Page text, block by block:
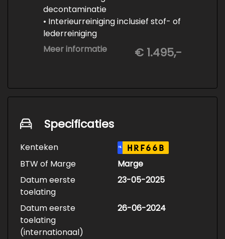
decontaminatie
• Interieurreiniging inclusief stof- of
lederreiniging
• 3-staps lakcorrectie
• Keramische Coating (+/- 5 jaar)
Meer informatie € 1.495,-
Specificaties
Kenteken NL HRF66B
BTW of Marge
Marge
Datum eerste
toelating
23-05-2025
Datum eerste
toelating
(internationaal)
26-06-2024